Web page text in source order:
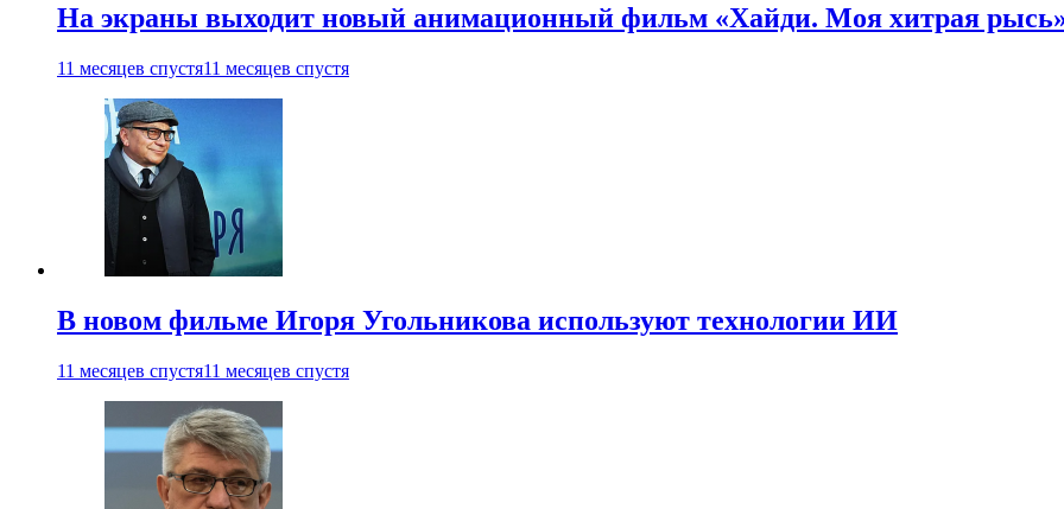
На экраны выходит новый анимационный фильм «Хайди. Моя хитрая
11 месяцев спустя11 месяцев спустя
В новом фильме Игоря Угольникова используют технологии ИИ
11 месяцев спустя11 месяцев спустя